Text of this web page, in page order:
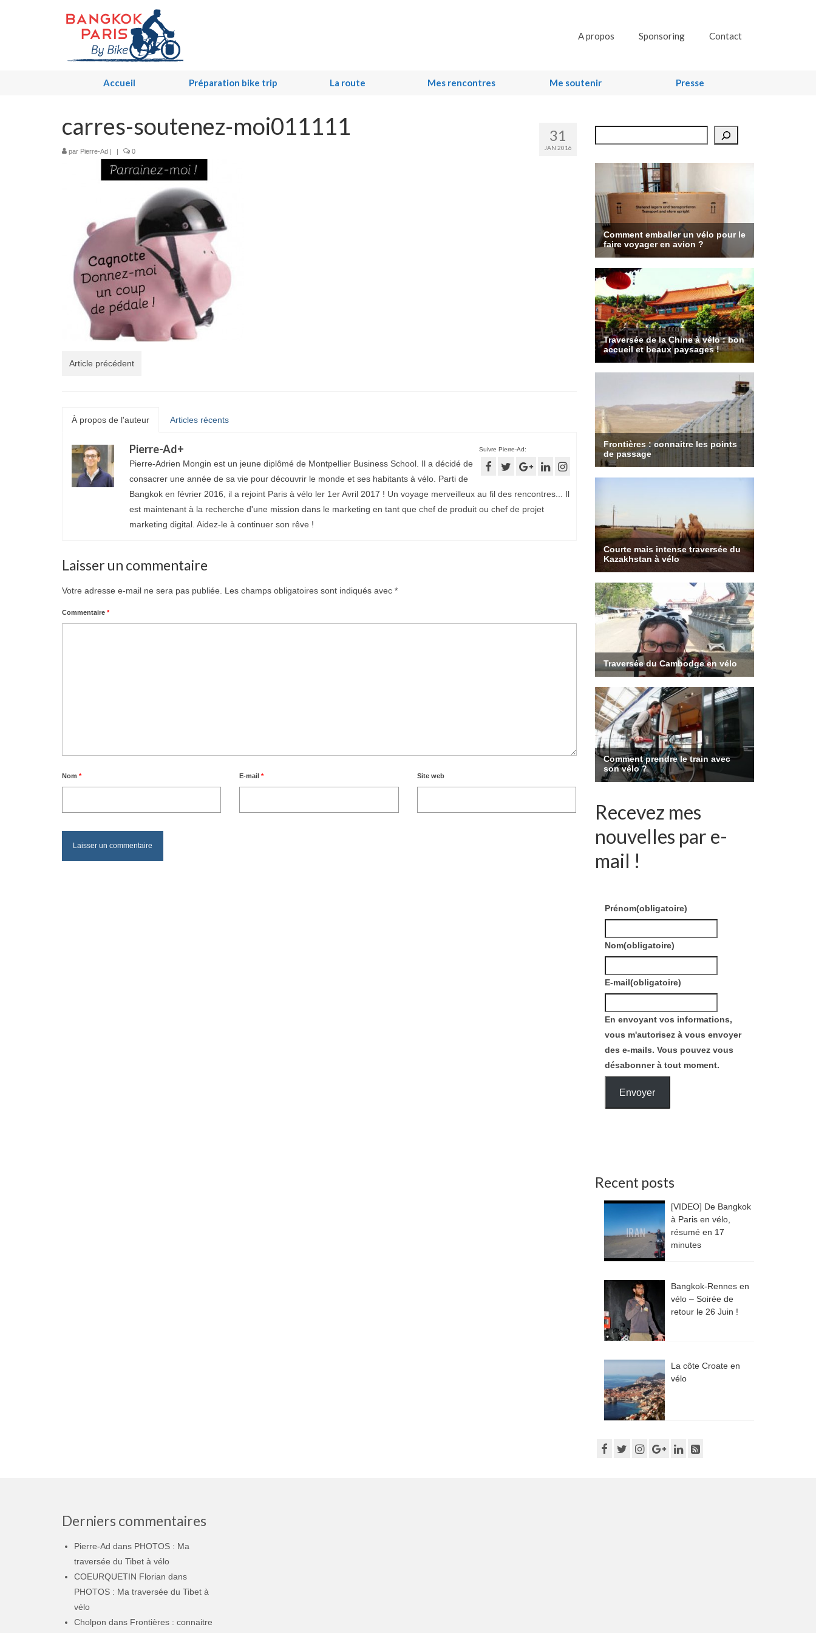
A propos Sponsoring Contact
Accueil Préparation bike trip La route Mes rencontres Me soutenir Presse
31
JAN 2016
carres-soutenez-moi011111
par Pierre-Ad | | 0
Article précédent
À propos de l'auteur Articles récents
Suivre Pierre-Ad:
Pierre-Ad+
Pierre-Adrien Mongin est un jeune diplômé de Montpellier Business School. Il a décidé de
consacrer une année de sa vie pour découvrir le monde et ses habitants à vélo. Parti de
Bangkok en février 2016, il a rejoint Paris à vélo ler 1er Avril 2017 ! Un voyage merveilleux au fil des rencontres... Il
est maintenant à la recherche d'une mission dans le marketing en tant que chef de produit ou chef de projet
marketing digital. Aidez-le à continuer son rêve !
Laisser un commentaire
Votre adresse e-mail ne sera pas publiée. Les champs obligatoires sont indiqués avec *
Commentaire *
Nom * E-mail* Site web
Recevez mes
nouvelles par e-
mail !
Prénom(obligatoire)
Nom(obligatoire)
E-mail(obligatoire)
En envoyant vos informations,
vous m'autorisez à vous envoyer
des e-mails. Vous pouvez vous
désabonner à tout moment.
Envoyer
Recent posts
[VIDEO] De Bangkok
à Paris en vélo,
résumé en 17
minutes
Bangkok-Rennes en
vélo – Soirée de
retour le 26 Juin !
La côte Croate en
vélo
Derniers commentaires
Pierre-Ad dans PHOTOS : Ma
traversée du Tibet à vélo
COEURQUETIN Florian dans
PHOTOS : Ma traversée du Tibet à
vélo
Cholpon dans Frontières : connaitre